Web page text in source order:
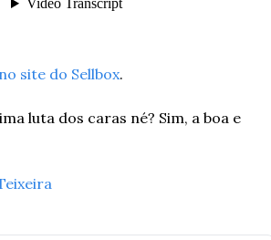
no site do Sellbox.
luta dos caras né? Sim, a boa e